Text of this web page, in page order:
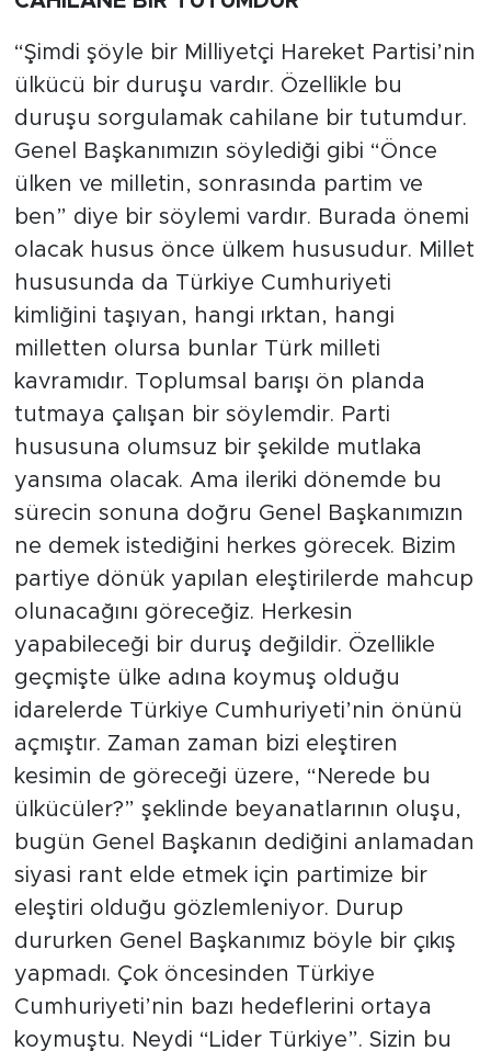
“Şimdi şöyle bir Milliyetçi Hareket Partisi’nin
ülkücü bir duruşu vardır. Özellikle bu
duruşu sorgulamak cahilane bir tutumdur.
Genel Başkanımızın söylediği gibi “Önce
ülken ve milletin, sonrasında partim ve
ben” diye bir söylemi vardır. Burada önemi
olacak husus önce ülkem hususudur. Millet
hususunda da Türkiye Cumhuriyeti
kimliğini taşıyan, hangi ırktan, hangi
milletten olursa bunlar Türk milleti
kavramıdır. Toplumsal barışı ön planda
tutmaya çalışan bir söylemdir. Parti
hususuna olumsuz bir şekilde mutlaka
yansıma olacak. Ama ileriki dönemde bu
sürecin sonuna doğru Genel Başkanımızın
ne demek istediğini herkes görecek. Bizim
partiye dönük yapılan eleştirilerde mahcup
olunacağını göreceğiz. Herkesin
yapabileceği bir duruş değildir. Özellikle
geçmişte ülke adına koymuş olduğu
idarelerde Türkiye Cumhuriyeti’nin önünü
açmıştır. Zaman zaman bizi eleştiren
kesimin de göreceği üzere, “Nerede bu
ülkücüler?” şeklinde beyanatlarının oluşu,
bugün Genel Başkanın dediğini anlamadan
siyasi rant elde etmek için partimize bir
eleştiri olduğu gözlemleniyor. Durup
dururken Genel Başkanımız böyle bir çıkış
yapmadı. Çok öncesinden Türkiye
Cumhuriyeti’nin bazı hedeflerini ortaya
koymuştu. Neydi “Lider Türkiye”. Sizin bu